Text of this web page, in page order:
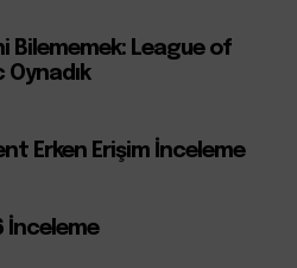
Bilememek: League of
Oynadık
Erken Erişim İnceleme
İnceleme